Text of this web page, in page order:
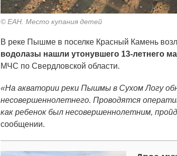
© ЕАН. Место купания детей
В реке Пышме в поселке Красный Камень
водолазы нашли утонувшего 13-летнего
МЧС по Свердловской области.
«На акватории реки Пышмы в Сухом Логу
несовершеннолетнего. Проводятся
как ребенок был несовершеннолетним,
сообщении.